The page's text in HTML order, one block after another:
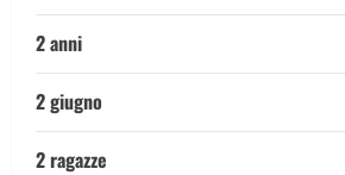
2 anni
2 giugno
2 ragazze